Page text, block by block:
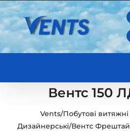
Skip
to
content
Вентс 150
Vents/Побутові
Дизайнерські/Вентс